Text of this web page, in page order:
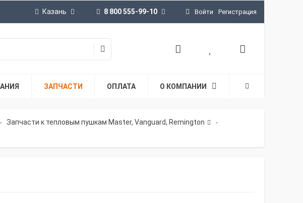
Казань 8 800 555-99-10 Войти Регистрация
ЗАПЧАСТИ ОПЛАТА О КОМПАНИИ
- Запчасти к тепловым пушкам Master, Vanguard, Remington -